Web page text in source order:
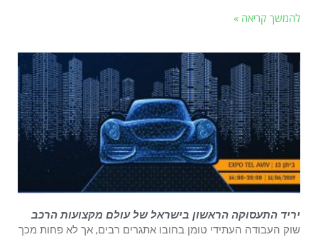
להמשך קריאה »
יריד התעסוקה הראשון בישראל של עולם מקצועות הרכב
שוק העבודה העתידי טומן בחובו אתגרים רבים, אך לא פחות מכך